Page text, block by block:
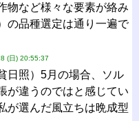
物など様々な要素が絡み
の品種選定は通り一遍で
(日) 20:55:37
日照）5月の場合、ソル
が違うのではと感じてい
が選んだ風立ちは晩成型